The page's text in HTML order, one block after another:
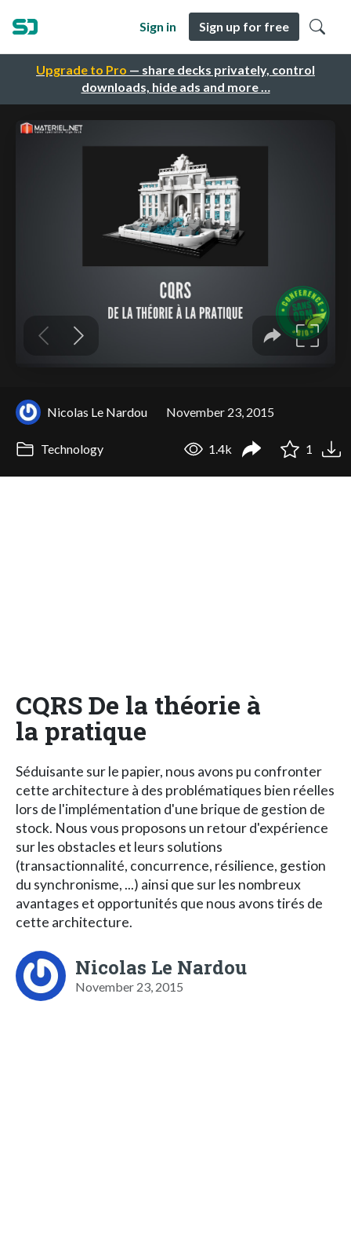
Upgrade to Pro — share decks privately, control
downloads, hide ads and more …
Sign in Sign up for free
Nicolas Le Nardou November 23, 2015
Technology 1.4k 1
CQRS De la théorie à
la pratique
Séduisante sur le papier, nous avons pu confronter
cette architecture à des problématiques bien réelles
lors de l'implémentation d'une brique de gestion de
stock. Nous vous proposons un retour d'expérience
sur les obstacles et leurs solutions
(transactionnalité, concurrence, résilience, gestion
du synchronisme, ...) ainsi que sur les nombreux
avantages et opportunités que nous avons tirés de
cette architecture.
Nicolas Le Nardou
November 23, 2015